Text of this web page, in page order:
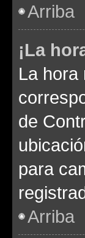
Arriba
¡La
La hora
de
para
Arriba